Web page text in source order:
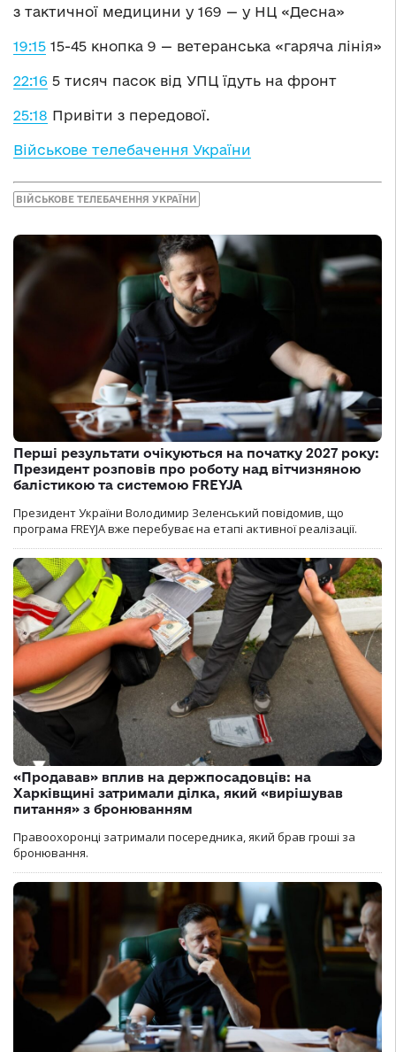
з тактичної медицини у 169 — у НЦ «Десна»
19:15 15-45 кнопка 9 — ветеранська «гаряча лінія»
22:16 5 тисяч пасок від УПЦ їдуть на фронт
25:18 Привіти з передової.
Військове телебачення України
ВІЙСЬКОВЕ ТЕЛЕБАЧЕННЯ УКРАЇНИ
Перші результати очікуються на початку 2027 року:
Президент розповів про роботу над вітчизняною
балістикою та системою FREYJA
Президент України Володимир Зеленський повідомив, що
програма FREYJA вже перебуває на етапі активної реалізації.
«Продавав» вплив на держпосадовців: на
Харківщині затримали ділка, який «вирішував
питання» з бронюванням
Правоохоронці затримали посередника, який брав гроші за
бронювання.